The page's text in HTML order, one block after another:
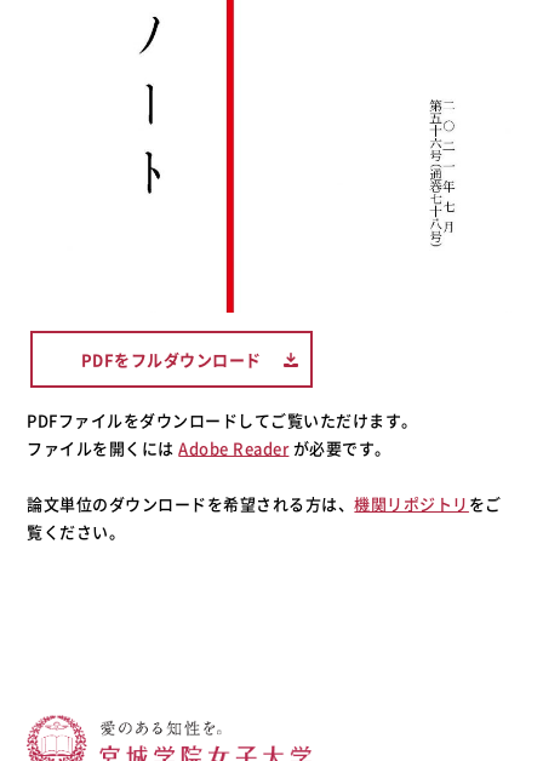
PDFをフルダウンロード
PDFファイルをダウンロードしてご覧いただけます。
ファイルを開くにはAdobe Readerが必要です。
論文単位のダウンロードを希望される方は、機関リポジトリ をご
覧ください。